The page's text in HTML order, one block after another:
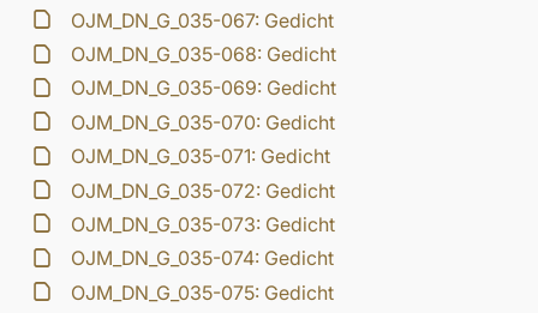
OJM_DN_G_035-067: Gedicht
OJM_DN_G_035-068: Gedicht
OJM_DN_G_035-069: Gedicht
OJM_DN_G_035-070: Gedicht
OJM_DN_G_035-071: Gedicht
OJM_DN_G_035-072: Gedicht
OJM_DN_G_035-073: Gedicht
OJM_DN_G_035-074: Gedicht
OJM_DN_G_035-075: Gedicht